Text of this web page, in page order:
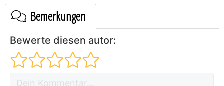
Bemerkungen
Bewerte diesen autor: